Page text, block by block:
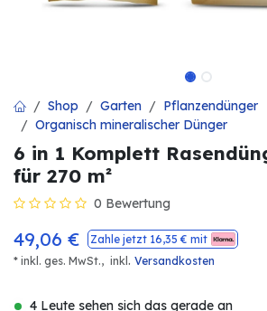
Shop Garten
Pflanzendünger
Organisch mineralischer Dünger
6 in 1 Komplett
für 270 m²
0 Bewertung
49,06 € Zahle jetzt 16,35 € mit
* inkl. ges. MwSt., inkl . Versandkosten
4 Leute sehen sich das gerade an